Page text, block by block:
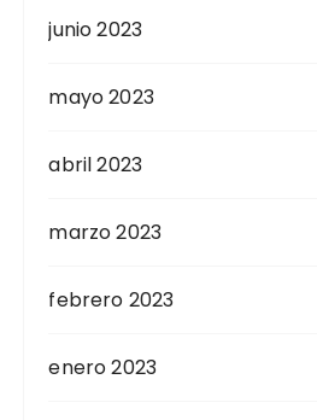
junio 2023
mayo 2023
abril 2023
marzo 2023
febrero 2023
enero 2023